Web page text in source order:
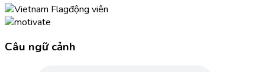
động viên
Câu ngữ cảnh